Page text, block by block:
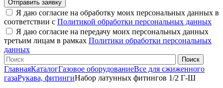
Я даю согласие на обработку моих персональных данных в
соответствии с Политикой обработки персональных данных
Я даю согласие на передачу моих персональных данных
третьим лицам в рамках Политики обработки персональных
данных
ГлавнаяКаталогГазовое оборудованиеВсе для сжиженного
газаРукава, фитингиНабор латунных фитингов 1/2 Г-Ш